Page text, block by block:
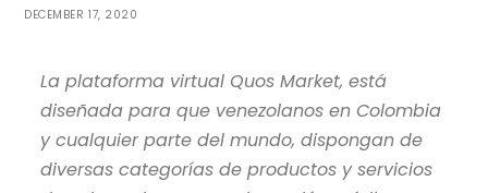
DECEMBER 17, 2020
La plataforma virtual Quos Market, está
diseñada para que venezolanos en Colombia
y cualquier parte del mundo, dispongan de
diversas categorías de productos y servicios